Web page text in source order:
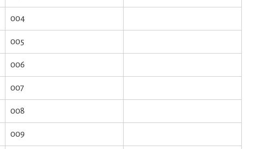
004
005
006
007
008
009